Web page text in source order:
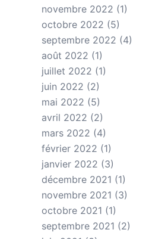
novembre 2022 (1)
octobre 2022 (5)
septembre 2022 (4)
août 2022 (1)
juillet 2022 (1)
juin 2022 (2)
mai 2022 (5)
avril 2022 (2)
mars 2022 (4)
février 2022 (1)
janvier 2022 (3)
décembre 2021 (1)
novembre 2021 (3)
octobre 2021 (1)
septembre 2021 (2)